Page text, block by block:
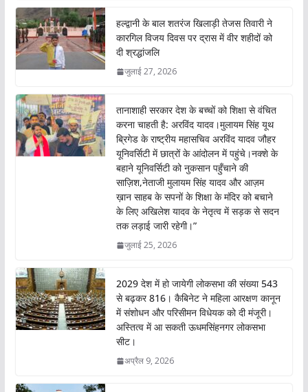
o
o
k
A
p
p
हल्द्वानी के बाल शतरंज खिलाड़ी तेजस तिवारी ने
कारगिल विजय दिवस पर द्रास में वीर शहीदों को
दी श्रद्धांजलि
जुलाई 27, 2026
तानाशाही सरकार देश के बच्चों को शिक्षा से वंचित
करना चाहती है: अरविंद यादव।मुलायम सिंह यूथ
ब्रिगेड के राष्ट्रीय महासचिव अरविंद यादव जौहर
यूनिवर्सिटी में छात्रों के आंदोलन में पहुंचे।नक्शे के
बहाने यूनिवर्सिटी को नुकसान पहुँचाने की
साज़िश,नेताजी मुलायम सिंह यादव और आज़म
ख़ान साहब के सपनों के शिक्षा के मंदिर को बचाने
के लिए अखिलेश यादव के नेतृत्व में सड़क से सदन
तक लड़ाई जारी रहेगी।”
जुलाई 25, 2026
2029 देश में हो जायेगी लोकसभा की संख्या 543
से बढ़कर 816। कैबिनेट ने महिला आरक्षण कानून
में संशोधन और परिसीमन विधेयक को दी मंजूरी।
अस्तित्व में आ सकती ऊधमसिंहनगर लोकसभा
सीट।
अप्रैल 9, 2026